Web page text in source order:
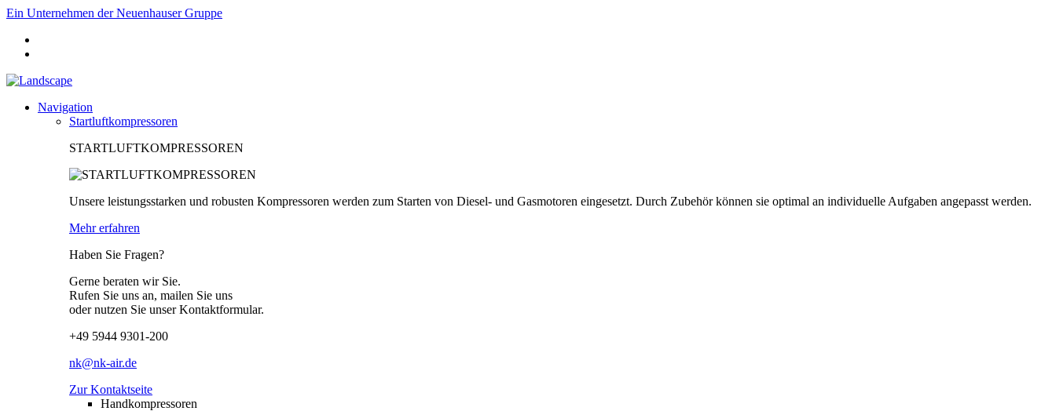
Ein Unternehmen der Neuenhauser Gruppe
Navigation
Startluftkompressoren
STARTLUFTKOMPRESSOREN
Unsere leistungsstarken und robusten Kompressoren werden zum Starten von Diesel- und Gasmotoren eingesetzt. Durch Zubehör können sie optimal an individuelle Aufgaben angepasst werden.
Mehr erfahren
Haben Sie Fragen?
Gerne beraten wir Sie.
Rufen Sie uns an, mailen Sie uns
oder nutzen Sie unser Kontaktformular.
+49 5944 9301-200
nk@nk-air.de
Zur Kontaktseite
Handkompressoren